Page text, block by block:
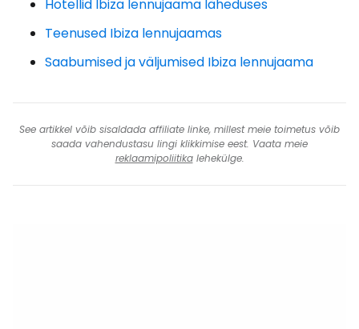
Hotellid Ibiza lennujaama läheduses
Teenused Ibiza lennujaamas
Saabumised ja väljumised Ibiza lennujaama
See artikkel võib sisaldada affiliate linke, millest meie toimetus võib
saada vahendustasu lingi klikkimise eest. Vaata meie
reklaamipoliitikalehekülge.